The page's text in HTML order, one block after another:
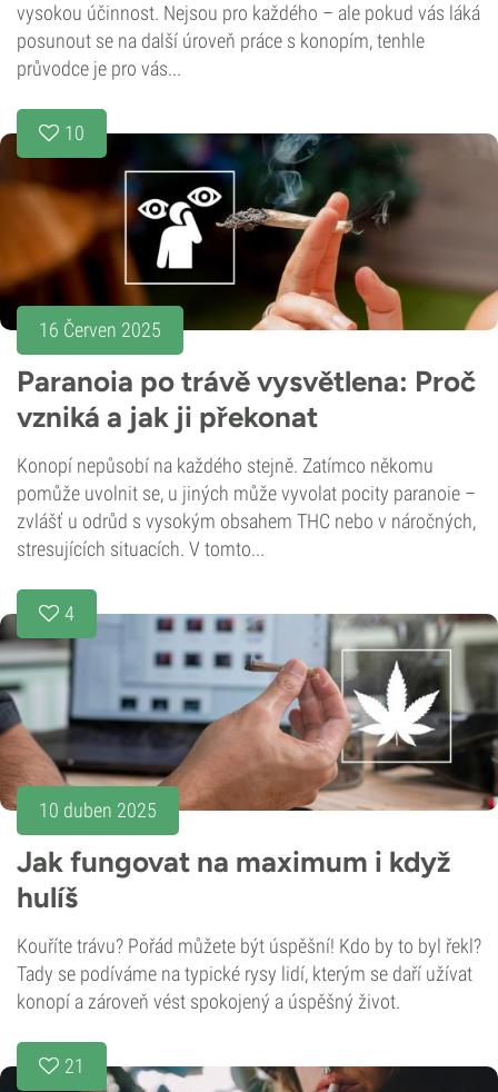
vysokou účinnost. Nejsou pro každého – ale pokud vás láká
posunout se na další úroveň práce s konopím, tenhle
průvodce je pro vás...
10
16 Červen 2025
Paranoia po trávě vysvětlena: Proč
vzniká a jak ji překonat
Konopí nepůsobí na každého stejně. Zatímco někomu
pomůže uvolnit se, u jiných může vyvolat pocity paranoie –
zvlášť u odrůd s vysokým obsahem THC nebo v náročných,
stresujících situacích. V tomto...
4
10 duben 2025
Jak fungovat na maximum i když
hulíš
Kouříte trávu? Pořád můžete být úspěšní! Kdo by to byl řekl?
Tady se podíváme na typické rysy lidí, kterým se daří užívat
konopí a zároveň vést spokojený a úspěšný život.
21